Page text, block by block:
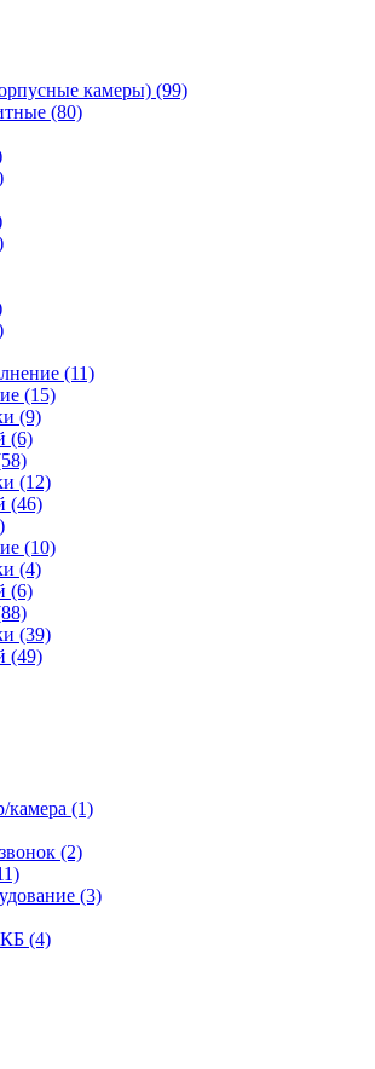
камеры) (99)
(80)
(11)
(15)
(9)
(6)
(12)
(46)
(10)
(4)
(6)
(39)
(49)
камера (1)
(2)
(3)
(4)